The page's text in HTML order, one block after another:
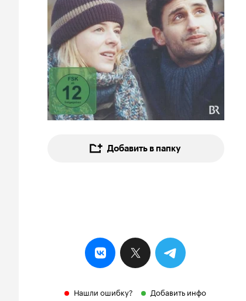
Добавить в папку
Нашли ошибку? Добавить инфо